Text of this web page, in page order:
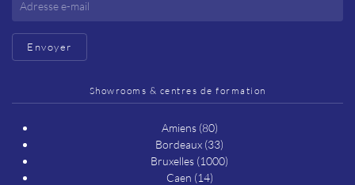
Envoyer
Showrooms & centres de formation
Amiens (80)
Bordeaux (33)
Bruxelles (1000)
Caen (14)